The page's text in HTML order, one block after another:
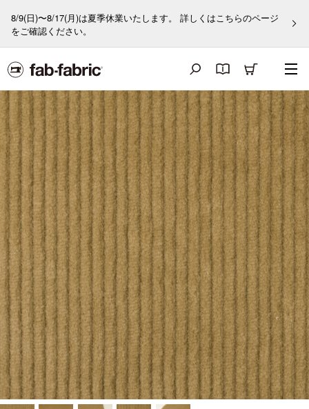
8/9(日)〜8/17(月)は夏季休業いたします。 詳しくはこちらのページ
をご確認ください。